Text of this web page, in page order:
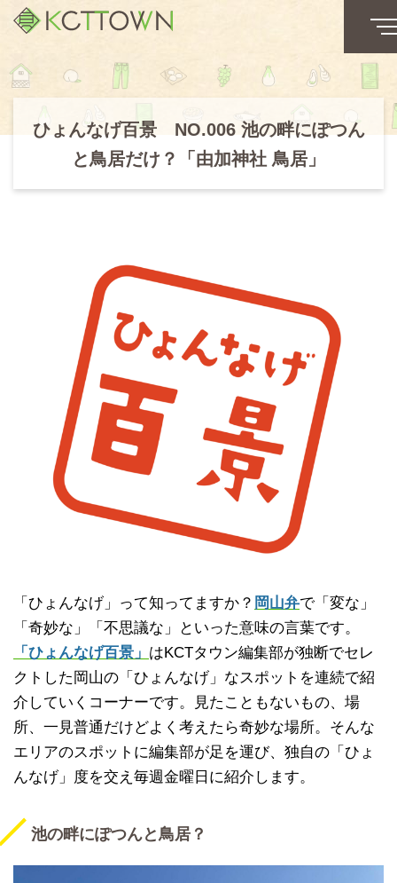
ひょんなげ百景 NO.006 池の畔にぽつん
と鳥居だけ？「由加神社 鳥居」
「ひょんなげ」って知ってますか？ 岡山弁で「変な」
「奇妙な」「不思議な」といった意味の言葉です。
「ひょんなげ百景」 はKCTタウン編集部が独断でセレ
クトした岡山の「ひょんなげ」なスポットを連続で紹
介していくコーナーです。見たこともないもの、場
所、一見普通だけどよく考えたら奇妙な場所。そんな
エリアのスポットに編集部が足を運び、独自の「ひょ
んなげ」度を交え毎週金曜日に紹介します。
池の畔にぽつんと鳥居？